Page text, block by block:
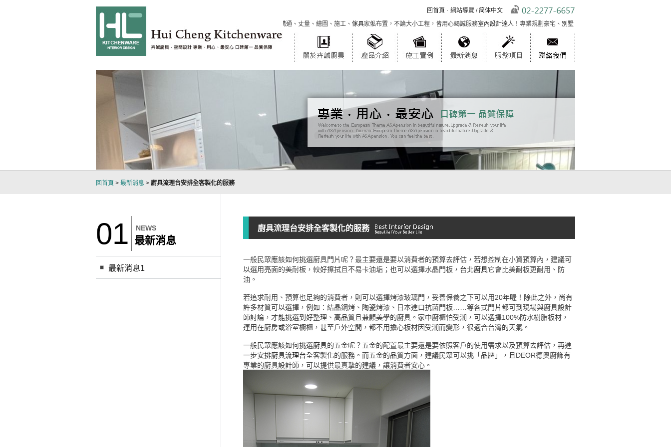
回首頁 網站導覽 /简体中文
，嚴謹的工作團隊，從溝通、丈量、繪圖、施工、傢具家俬布置，不論大小工程，皆用心竭誠服務室內設計達人！專業規劃豪宅、別墅、商空等空間，唯美實用，藝術創新引
回首頁 > 最新消息 > 廚具流理台安排全客製化的服務
01 NEWS
最新消息
最新消息1
廚具流理台安排全客製化的服務
一般民眾應該如何挑選廚具門片呢？最主要還是要以消費者的預算去評估，若想控制在小資預算內，建議可
以選用亮面的美耐板，較好擦拭且不易卡油垢；也可以選擇水晶門板， 台北廚具它會比美耐板更耐用、防
油。
若追求耐用、預算也足夠的消費者，則可以選擇烤漆玻璃門，妥善保養之下可以用20年喔！除此之外，尚有
許多材質可以選擇，例如：結晶鋼烤、陶瓷烤漆、日本進口抗菌門板……等各式門片都可到現場與廚具設計
師討論，才能挑選到好整理、高品質且兼顧美學的廚具。家中廚櫃怕受潮，可以選擇100%防水樹脂板材，
運用在廚房或浴室櫥櫃，甚至戶外空間，都不用擔心板材因受潮而變形，很適合台灣的天氣。
一般民眾應該如何挑選廚具的五金呢？五金的配置最主要還是要依照客戶的使用需求以及預算去評估，再進
一步安排廚具流理台全客製化的服務。而五金的品質方面，建議民眾可以挑「品牌」，且DEOR德奧廚飾有
專業的廚具設計師，可以提供最真摯的建議，讓消費者安心。